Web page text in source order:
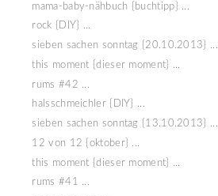
mama-baby-nähbuch {buchtipp} ...
rock {DIY} ...
sieben sachen sonntag {20.10.2013} ...
this moment {dieser moment} ...
rums #42 ...
halsschmeichler {DIY} ...
sieben sachen sonntag {13.10.2013} ...
12 von 12 {oktober} ...
this moment {dieser moment} ...
rums #41 ...